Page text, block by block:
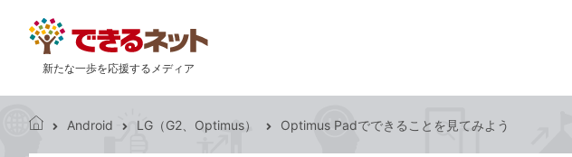
新たな一歩を応援するメディア
Android LG（G2、Optimus） Optimus Padでできることを見てみよう